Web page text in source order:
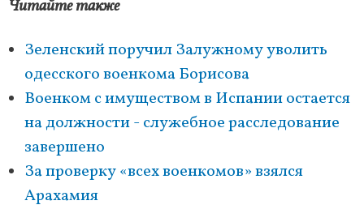
Читайте также
Зеленский поручил Залужному уволить
одесского военкома Борисова
Военком с имуществом в Испании остается
на должности - служебное расследование
завершено
За проверку «всех военкомов» взялся
Арахамия